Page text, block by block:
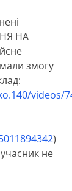
НА
змогу
videos/
)
не